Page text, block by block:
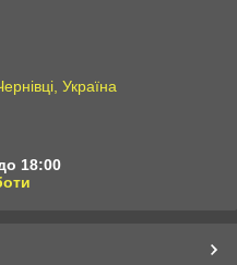
Україна
18:00